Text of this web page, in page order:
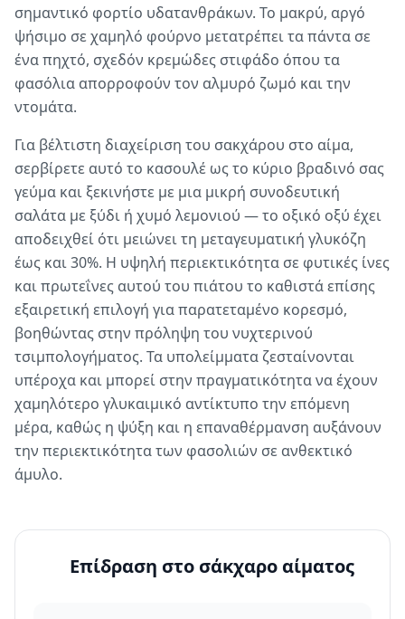
σημαντικό φορτίο υδατανθράκων. Το μακρύ, αργό
ψήσιμο σε χαμηλό φούρνο μετατρέπει τα πάντα σε
ένα πηχτό, σχεδόν κρεμώδες στιφάδο όπου τα
φασόλια απορροφούν τον αλμυρό ζωμό και την
ντομάτα.
Για βέλτιστη διαχείριση του σακχάρου στο αίμα,
σερβίρετε αυτό το κασουλέ ως το κύριο βραδινό σας
γεύμα και ξεκινήστε με μια μικρή συνοδευτική
σαλάτα με ξύδι ή χυμό λεμονιού — το οξικό οξύ έχει
αποδειχθεί ότι μειώνει τη μεταγευματική γλυκόζη
έως και 30%. Η υψηλή περιεκτικότητα σε φυτικές ίνες
και πρωτεΐνες αυτού του πιάτου το καθιστά επίσης
εξαιρετική επιλογή για παρατεταμένο κορεσμό,
βοηθώντας στην πρόληψη του νυχτερινού
τσιμπολογήματος. Τα υπολείμματα ζεσταίνονται
υπέροχα και μπορεί στην πραγματικότητα να έχουν
χαμηλότερο γλυκαιμικό αντίκτυπο την επόμενη
μέρα, καθώς η ψύξη και η επαναθέρμανση αυξάνουν
την περιεκτικότητα των φασολιών σε ανθεκτικό
άμυλο.
Επίδραση στο σάκχαρο αίματος